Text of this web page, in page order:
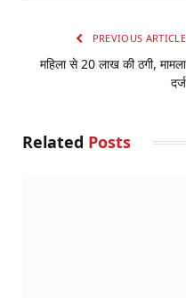
PREVIOUS ARTICLE
महिला से 20 लाख की ठगी, मामला
दर्ज
Related Posts